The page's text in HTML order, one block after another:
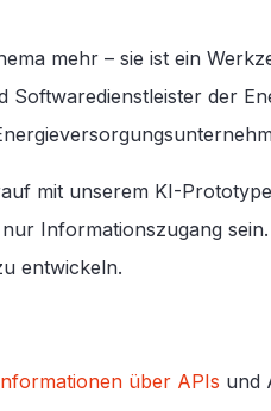
mehr – sie ist ein
der
mit unserem KI-
Informationszugang
entwickeln.
über APIs und